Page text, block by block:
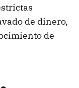
de dinero,
de